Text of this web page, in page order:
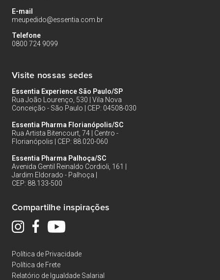
E-mail
meupedido@essentia.com.br
Telefone
0800 724 9099
Visite nossas sedes
Essentia Experience São Paulo/SP
Rua João Lourenço, 530 | Vila Nova
Conceição - São Paulo | CEP: 04508-030
Essentia Pharma Florianópolis/SC
Rua Artista Bitencourt, 74 | Centro -
Florianópolis | CEP: 88.020-060
Essentia Pharma Palhoça/SC
Avenida Gentil Reinaldo Cordioli, 161 |
Jardim Eldorado - Palhoça |
CEP: 88.133-500
Compartilhe inspirações
Política de Privacidade
Política de Frete
Relatório de Igualdade Salarial